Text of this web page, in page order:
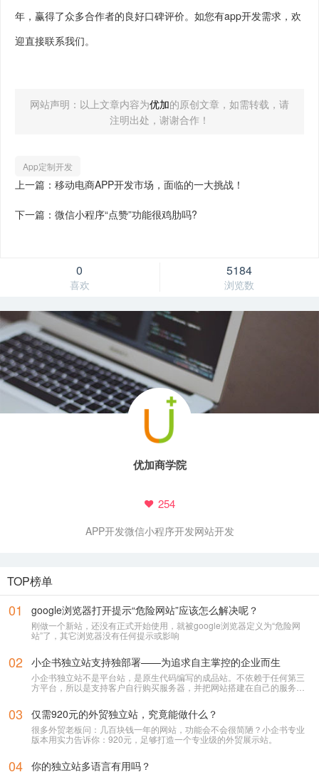
年，赢得了众多合作者的良好口碑评价。如您有app开发需求，欢
迎直接联系我们。
网站声明：以上文章内容为优加的原创文章，如需转载，请
注明出处，谢谢合作！
App定制开发
上一篇：移动电商APP开发市场，面临的一大挑战！
下一篇：微信小程序“点赞”功能很鸡肋吗?
0
喜欢
5184
浏览数
优加商学院
254
APP开发微信小程序开发网站开发
TOP榜单
01 google浏览器打开提示“危险网站”应该怎么解决呢？
刚做一个新站，还没有正式开始使用，就被google浏览器定义为“危险网
站”了，其它浏览器没有任何提示或影响
02 小企书独立站支持独部署——为追求自主掌控的企业而生
小企书独立站不是平台站，是原生代码编写的成品站。不依赖于任何第三
方平台，所以是支持客户自行购买服务器，并把网站搭建在自己的服务器
03 仅需920元的外贸独立站，究竟能做什么？
很多外贸老板问：几百块钱一年的网站，功能会不会很简陋？小企书专业
版本用实力告诉你：920元，足够打造一个专业级的外贸展示站。
04 你的独立站多语言有用吗？